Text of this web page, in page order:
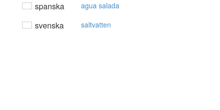
spanska agua salada
svenska saltvatten